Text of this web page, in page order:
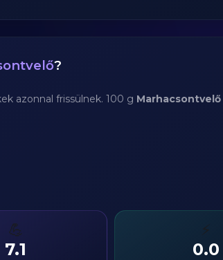
?
azonnal frissülnek. 100 g Marhacsontvelő
💪
7.1
⚡
0.0